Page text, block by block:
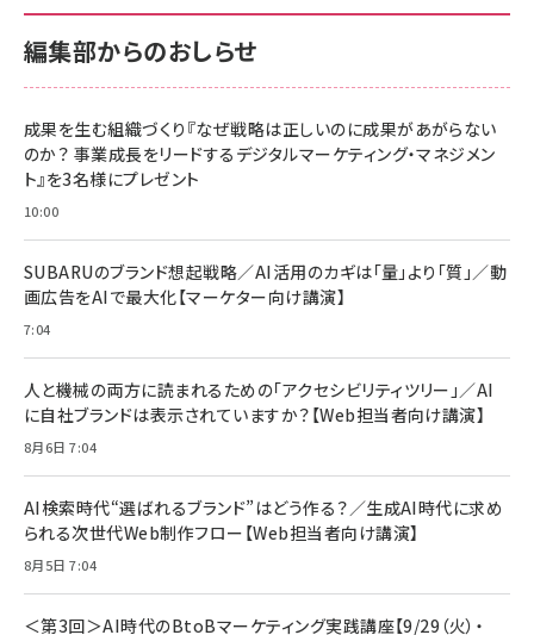
￥880
anan(アンアン)2026/06/24号 No.2500増刊
スペシャルエディション[王道エンタメの矜持／
￥1,100
anan(アンアン)2026/07/08号 No.2502[2026
￥880
ママ投資家が育休中に１億貯めた株式投資
組織の成果を最大化する ルールのデザイン
￥1,980
Amazonランキングをもっと見る
サポート正規品 メーカー保証5年 KLMEA128G
NIMASO ガラスフィルム iPhone 17 用 保護フィ
すい ガイド枠付き いPhone17 (6.3インチ) 対応
2枚セット DSP25F1698
￥1,599
￥6,980
全ワイヤレスイヤホン/アクティブノイズキャンセリ
技術基準適合】ブラック
￥5,990
ケーブル Anker絡まないケーブル 240W 結束バン
ド付き USB PD対応 シリコン素材採用 iPhone
17 / 16 / 15 / Galaxy iPad Pro MacBook
Pro/Air 各種対応 (1.8m ミッドナイトブラック)
￥1,890
サポート正規品 メーカー保証5年 KLMEA128G
Amazon eギフトカード - Amazonロゴ - クラ
￥5,000
Anker PowerLine III Flow USB-C & USB-C
Pro/Air 各種対応 (1.8m ミッドナイトブラック)
￥1,890
サッポロ 生ビール 黒ラベル 350ml 缶 24本 ビー
ル ケース買い【6/30応募〆切! 黒ラベルビヤセラー
￥4,857
編集部からのおしらせ
成果を生む組織づくり『なぜ戦略は正しいのに成果があがらない
のか？ 事業成長をリードするデジタルマーケティング・マネジメン
ト』を3名様にプレゼント
10:00
SUBARUのブランド想起戦略／AI活用のカギは「量」より「質」／動
画広告をAIで最大化【マーケター向け講演】
7:04
人と機械の両方に読まれるための「アクセシビリティツリー」／AI
に自社ブランドは表示されていますか？【Web担当者向け講演】
8月6日 7:04
AI検索時代“選ばれるブランド”はどう作る？／生成AI時代に求め
られる次世代Web制作フロー【Web担当者向け講演】
8月5日 7:04
＜第3回＞AI時代のBtoBマーケティング実践講座【9/29（火）・